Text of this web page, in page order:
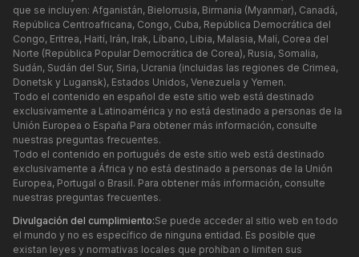
que se incluyen: Afganistán, Bielorrusia, Birmania (Myanmar), Canadá,
República Centroafricana, Congo, Cuba, República Democrática del
Congo, Eritrea, Haití, Irán, Irak, Líbano, Libia, Malasia, Malí, Corea del
Norte (República Popular Democrática de Corea), Rusia, Somalia,
Sudán, Sudán del Sur, Siria, Ucrania (incluidas las regiones de Crimea,
Donetsk y Lugansk), Estados Unidos, Venezuela y Yemen.
Todo el contenido en español de este sitio web está destinado
exclusivamente a Latinoamérica y no está destinado a personas de la
Unión Europea o España Para obtener más información, consulte
nuestras preguntas frecuentes.
Todo el contenido en portugués de este sitio web está destinado
exclusivamente a África y no está destinado a personas de la Unión
Europea, Portugal o Brasil. Para obtener más información, consulte
nuestras preguntas frecuentes.
Divulgación del cumplimiento:Se puede acceder al sitio web en todo
el mundo y no es específico de ninguna entidad. Es posible que
existan leyes y normativas locales que prohíban o limiten sus